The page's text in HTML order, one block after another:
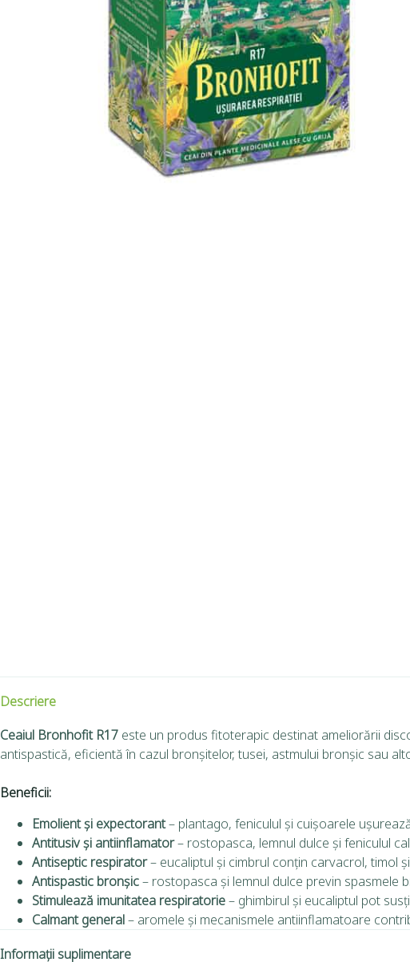
Descriere
Ceaiul Bronhofit R17 este un produs fitoterapic destinat ameliorării
antispastică, eficientă în cazul bronșitelor, tusei, astmului bronșic sau
Beneficii:
Emolient și expectorant– plantago, feniculul şi cuişoarele
Antitusiv și antiinflamator– rostopasca, lemnul dulce și feniculul
Antiseptic respirator– eucaliptul și cimbrul conțin carvacrol, timol
Antispastic bronșic– rostopasca și lemnul dulce previn spasmele
Stimulează imunitatea respiratorie– ghimbirul și eucaliptul pot
Calmant general– aromele și mecanismele antiinflamatoare
Informații suplimentare